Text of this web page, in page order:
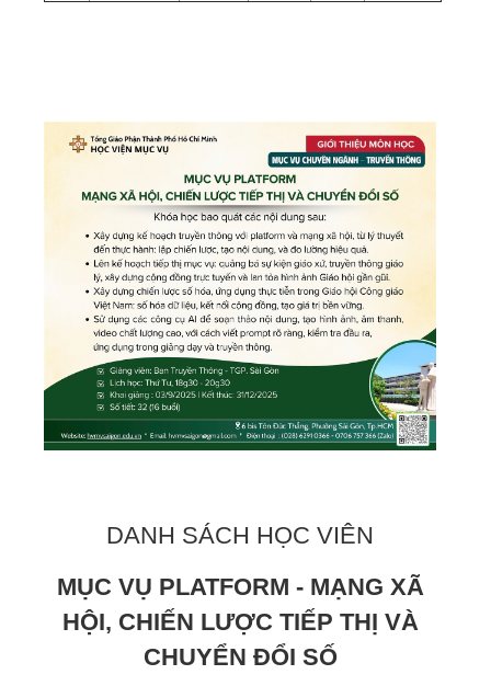
DANH SÁCH HỌC VIÊN
MỤC VỤ PLATFORM - MẠNG XÃ
HỘI, CHIẾN LƯỢC TIẾP THỊ VÀ
CHUYỂN ĐỔI SỐ